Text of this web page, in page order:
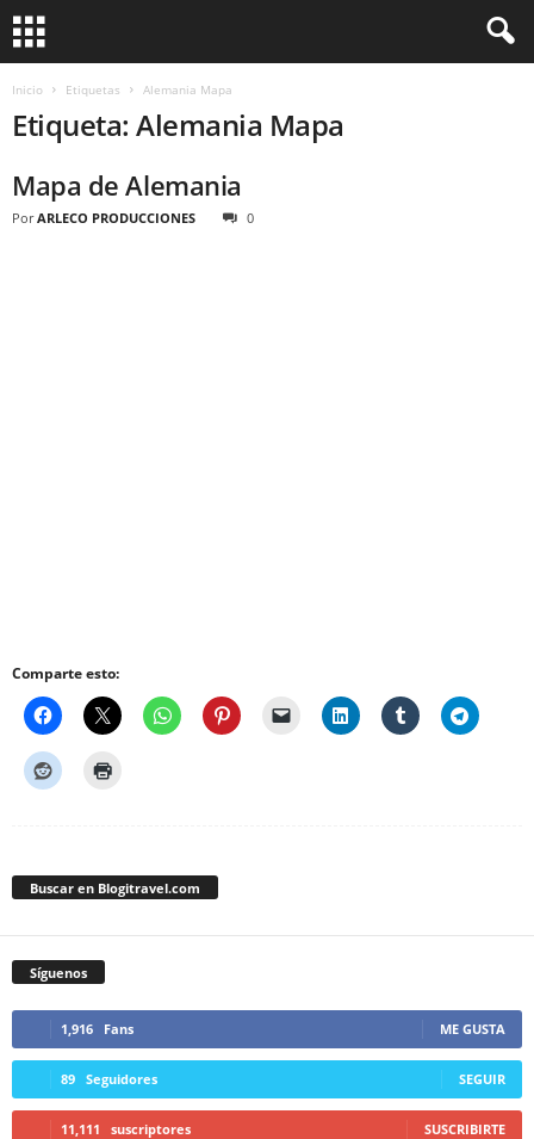
Inicio Etiquetas Alemania Mapa
Etiqueta: Alemania Mapa
Mapa de Alemania
Por ARLECO PRODUCCIONES 0
Comparte esto:
Buscar en Blogitravel.com
Síguenos
1,916 Fans ME GUSTA
89 Seguidores SEGUIR
11,111 suscriptores SUSCRIBIRTE